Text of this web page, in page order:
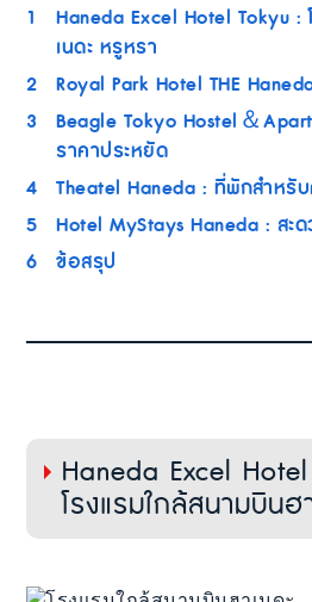
1
Haneda Excel Hotel Tokyu :
เนดะ หรูหรา
2 Royal Park Hotel THE
3
Beagle Tokyo Hostel＆
ราคาประหยัด
4 Theatel Haneda : ที่พักสำหรั
5 Hotel MyStays Haneda : สะ
6 ข้อสรุป
Haneda Excel
โรงแรมใกล้สนามบินฮ